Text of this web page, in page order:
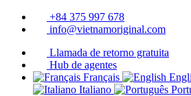
+84 375 997 678
info@vietnamoriginal.com
Llamada de retorno gratuita
Hub de agentes
Français
Italiano